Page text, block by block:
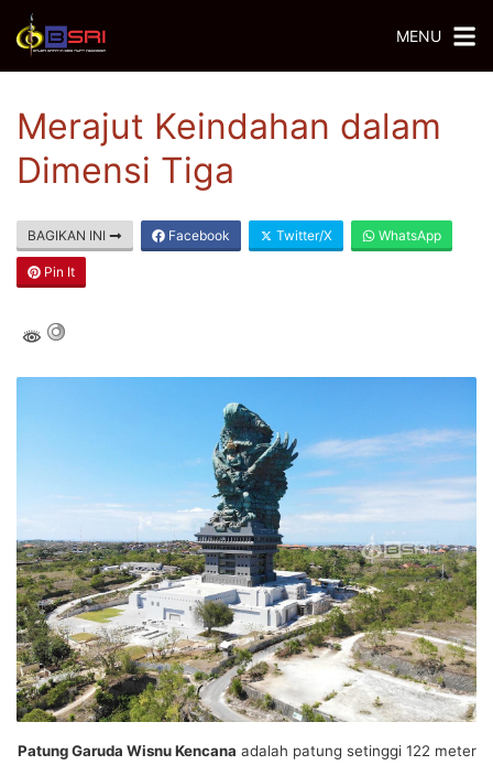
MENU
Merajut Keindahan dalam
Dimensi Tiga
BAGIKAN INI Facebook Twitter/X WhatsApp
Pin It
Patung Garuda Wisnu Kencana adalah patung setinggi 122 meter